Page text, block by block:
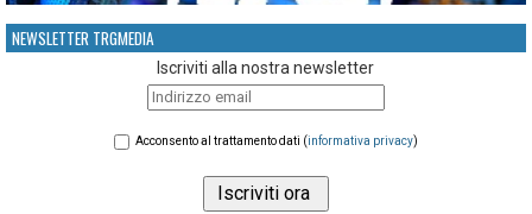
NEWSLETTER TRGMEDIA
Iscriviti alla nostra newsletter
Acconsento al trattamento dati (informativa privacy)